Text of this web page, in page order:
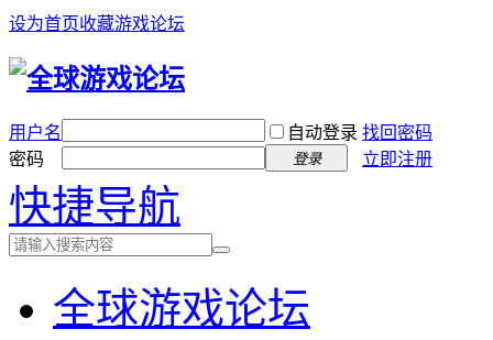
设为首页收藏游戏论坛
用户名 自动登录 找回密码
密码
登录 立即注册
快捷导航
全球游戏论坛